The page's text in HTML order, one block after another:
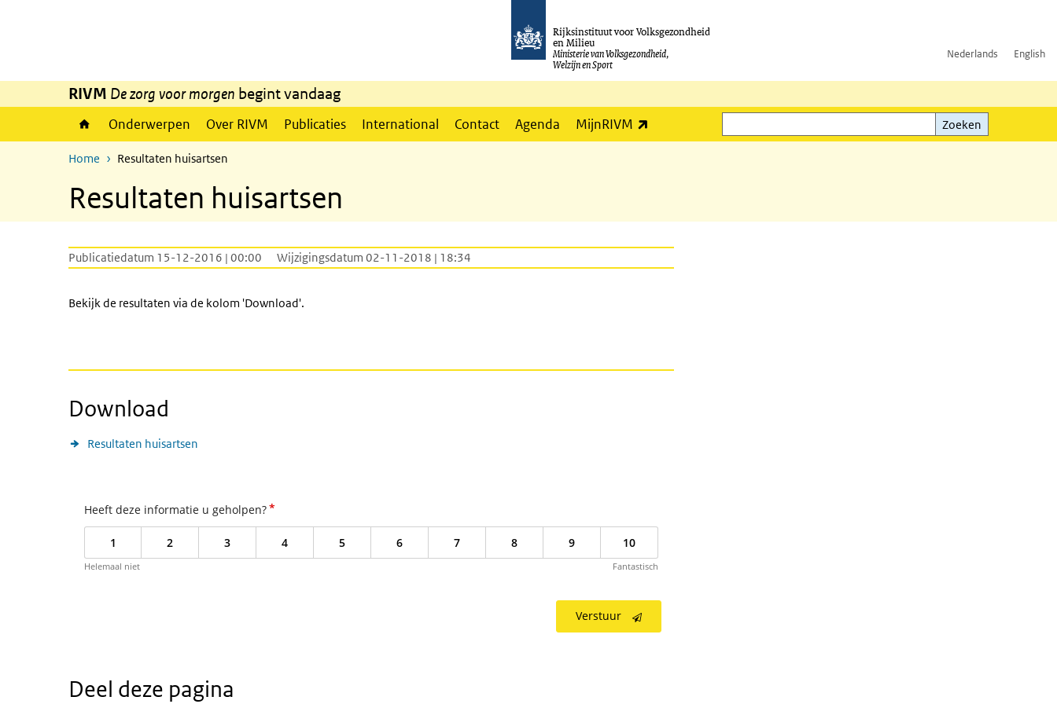
Rijksinstituut voor Volksgezondheid
en Milieu
Ministerie van Volksgezondheid,
Welzijn en Sport
Nederlands English
RIVM De zorg voor morgen begint vandaag
Onderwerpen Over RIVM Publicaties International Contact Agenda MijnRIVM
Zoeken
Zoeken
Home Resultaten huisartsen
Resultaten huisartsen
Publicatiedatum 15-12-2016 | 00:00 Wijzigingsdatum 02-11-2018 | 18:34
Bekijk de resultaten via de kolom 'Download'.
Download
Resultaten huisartsen
Heeft deze informatie u geholpen?*
1 2 3 4 5 6 7 8 9 10
Helemaal niet Fantastisch
Verstuur
Deel deze pagina